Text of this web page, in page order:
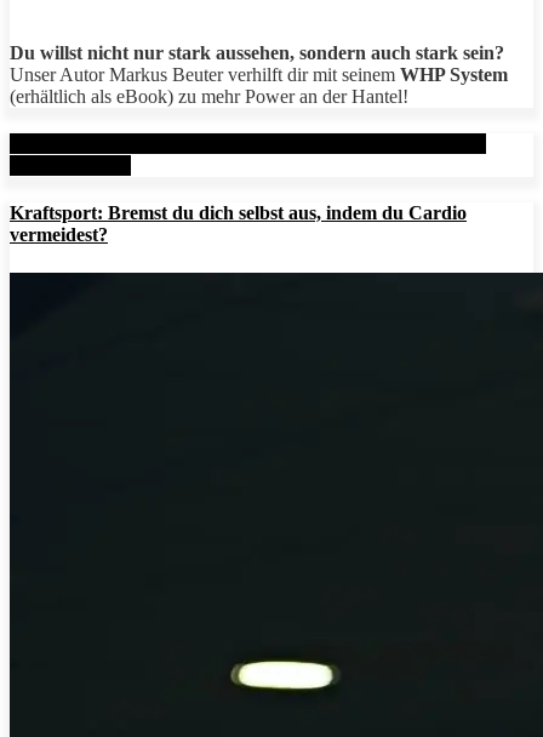
Du willst nicht nur stark aussehen, sondern auch stark sein?
Unser Autor Markus Beuter verhilft dir mit seinem WHP System
(erhältlich als eBook) zu mehr Power an der Hantel!
Kraftsport: Bremst du dich selbst aus, indem du Cardio
vermeidest?